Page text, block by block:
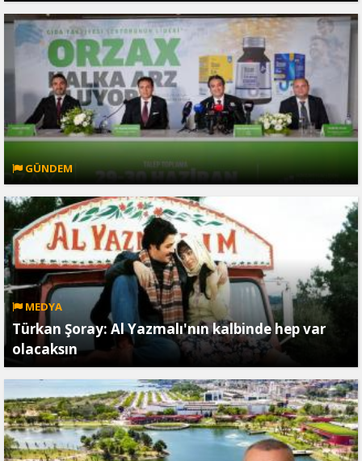
GÜNDEM
MEDYA
Türkan Şoray: Al Yazmalı'nın kalbinde hep var
olacaksın